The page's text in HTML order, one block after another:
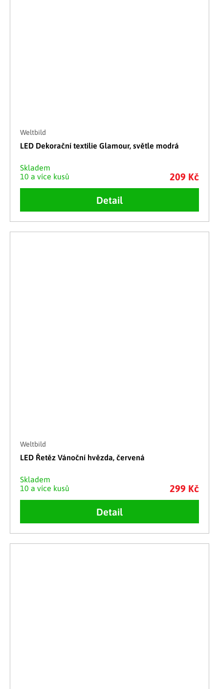
Weltbild
LED Dekorační textilie Glamour, světle modrá
Skladem
10 a více kusů
209 Kč
Detail
Weltbild
LED Řetěz Vánoční hvězda, červená
Skladem
10 a více kusů
299 Kč
Detail